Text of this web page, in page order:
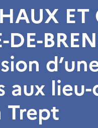
DE-
aux
Trept